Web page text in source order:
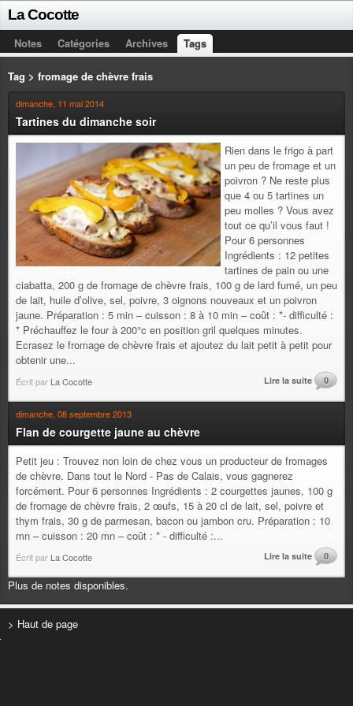
La Cocotte
Notes Catégories Archives Tags
Tag > fromage de chèvre frais
dimanche, 11 mai 2014
Tartines du dimanche soir
Rien dans le frigo à part
un peu de fromage et un
poivron ? Ne reste plus
que 4 ou 5 tartines un
peu molles ? Vous avez
tout ce qu’il vous faut !
Pour 6 personnes
Ingrédients : 12 petites
tartines de pain ou une
ciabatta, 200 g de fromage de chèvre frais, 100 g de lard fumé, un peu
de lait, huile d’olive, sel, poivre, 3 oignons nouveaux et un poivron
jaune. Préparation : 5 min – cuisson : 8 à 10 min – coût : *- difficulté :
* Préchauffez le four à 200°c en position gril quelques minutes.
Ecrasez le fromage de chèvre frais et ajoutez du lait petit à petit pour
obtenir une...
Écrit par La Cocotte Lire la suite 0
dimanche, 08 septembre 2013
Flan de courgette jaune au chèvre
Petit jeu : Trouvez non loin de chez vous un producteur de fromages
de chèvre. Dans tout le Nord - Pas de Calais, vous gagnerez
forcément. Pour 6 personnes Ingrédients : 2 courgettes jaunes, 100 g
de fromage de chèvre frais, 2 œufs, 15 à 20 cl de lait, sel, poivre et
thym frais, 30 g de parmesan, bacon ou jambon cru. Préparation : 10
mn – cuisson : 20 mn – coût : * - difficulté :...
Écrit par La Cocotte Lire la suite 0
Plus de notes disponibles.
> Haut de page